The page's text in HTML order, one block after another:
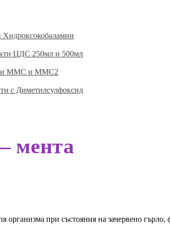
Хидроксокобаламин
ЦДС 250мл и 500мл
ММС и ММС2
с Диметилсулфоксид
мента
оргaнизма при състояния на зачервено